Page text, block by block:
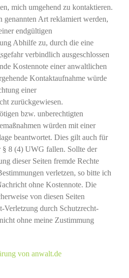
mich umgehend zu kontaktieren.
genannten Art reklamiert werden,
endgültigen
Abhilfe zu, durch die eine
verbindlich ausgeschlossen
Kostennote einer anwaltlichen
Kontaktaufnahme würde
einer
zurückgewiesen.
bzw. unberechtigten
würden mit einer
beantwortet. Dies gilt auch für
§ 8 (4) UWG fallen. Sollte der
dieser Seiten fremde Rechte
verletzen, so bitte ich
ohne Kostennote. Die
von diesen Seiten
Verletzung durch Schutzrecht-
ohne meine Zustimmung
von anwalt.de